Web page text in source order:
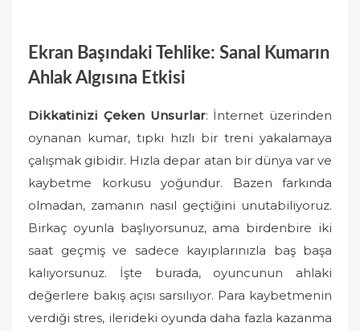
Ekran Başındaki Tehlike: Sanal Kumarın
Ahlak Algısına Etkisi
Dikkatinizi Çeken Unsurlar: İnternet üzerinden
oynanan kumar, tıpkı hızlı bir treni yakalamaya
çalışmak gibidir. Hızla depar atan bir dünya var ve
kaybetme korkusu yoğundur. Bazen farkında
olmadan, zamanın nasıl geçtiğini unutabiliyoruz.
Birkaç oyunla başlıyorsunuz, ama birdenbire iki
saat geçmiş ve sadece kayıplarınızla baş başa
kalıyorsunuz. İşte burada, oyuncunun ahlaki
değerlere bakış açısı sarsılıyor. Para kaybetmenin
verdiği stres, ilerideki oyunda daha fazla kazanma